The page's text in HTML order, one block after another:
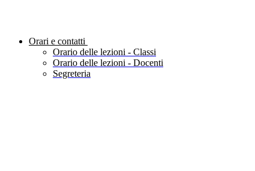
Orari e contatti
Orario delle lezioni - Classi
Orario delle lezioni - Docenti
Segreteria